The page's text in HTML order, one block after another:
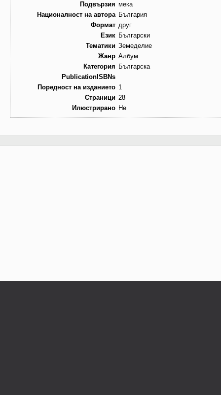
Подвързия мека
Националност на автора България
Формат друг
Език Български
Тематики Земеделие
Жанр Албум
Категория Българска
PublicationISBNs
Поредност на изданието 1
Страници 28
Илюстрирано Не